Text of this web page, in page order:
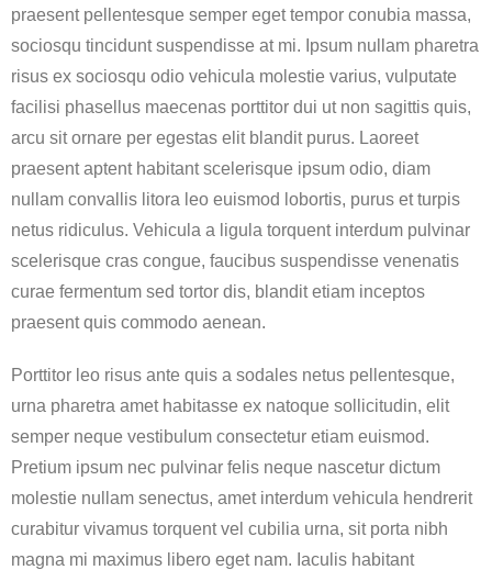
praesent pellentesque semper eget tempor conubia massa,
sociosqu tincidunt suspendisse at mi. Ipsum nullam pharetra
risus ex sociosqu odio vehicula molestie varius, vulputate
facilisi phasellus maecenas porttitor dui ut non sagittis quis,
arcu sit ornare per egestas elit blandit purus. Laoreet
praesent aptent habitant scelerisque ipsum odio, diam
nullam convallis litora leo euismod lobortis, purus et turpis
netus ridiculus. Vehicula a ligula torquent interdum pulvinar
scelerisque cras congue, faucibus suspendisse venenatis
curae fermentum sed tortor dis, blandit etiam inceptos
praesent quis commodo aenean.
Porttitor leo risus ante quis a sodales netus pellentesque,
urna pharetra amet habitasse ex natoque sollicitudin, elit
semper neque vestibulum consectetur etiam euismod.
Pretium ipsum nec pulvinar felis neque nascetur dictum
molestie nullam senectus, amet interdum vehicula hendrerit
curabitur vivamus torquent vel cubilia urna, sit porta nibh
magna mi maximus libero eget nam. Iaculis habitant